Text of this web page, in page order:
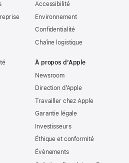
Accessibilité
Environnement
Confidentialité
Chaîne logistique
À propos d’Apple
Newsroom
Direction d’Apple
Travailler chez Apple
Garantie légale
Investisseurs
Éthique et conformité
Évènements